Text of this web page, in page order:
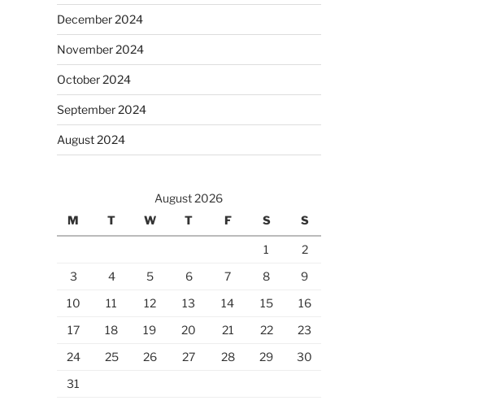
December 2024
November 2024
October 2024
September 2024
August 2024
August 2026
M
T W T F S S
1
2
3
4 5 6 7 8
9
10
11 12 13 14 15
16
17
18 19 20 21 22
23
24
25 26 27 28 29
30
31